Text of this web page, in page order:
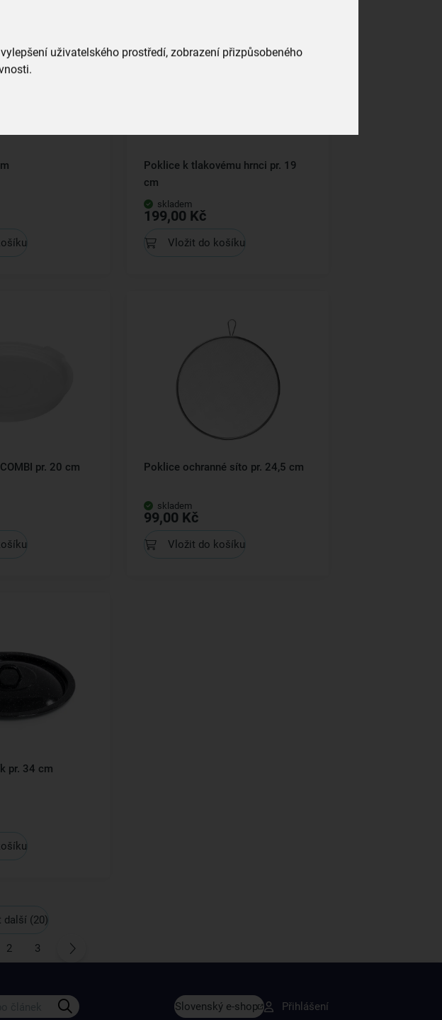
uživatelského prostředí, zobrazení přizpůsobeného
Poklice k tlakovému hrnci pr. 19
cm
skladem
199,00 Kč
Vložit do košíku
pr. 20 cm Poklice ochranné síto pr. 24,5 cm
skladem
99,00 Kč
Vložit do košíku
pr. 34 cm
další (20)
2 3
Slovenský e-shop Přihlášení
našeho newsletteru.